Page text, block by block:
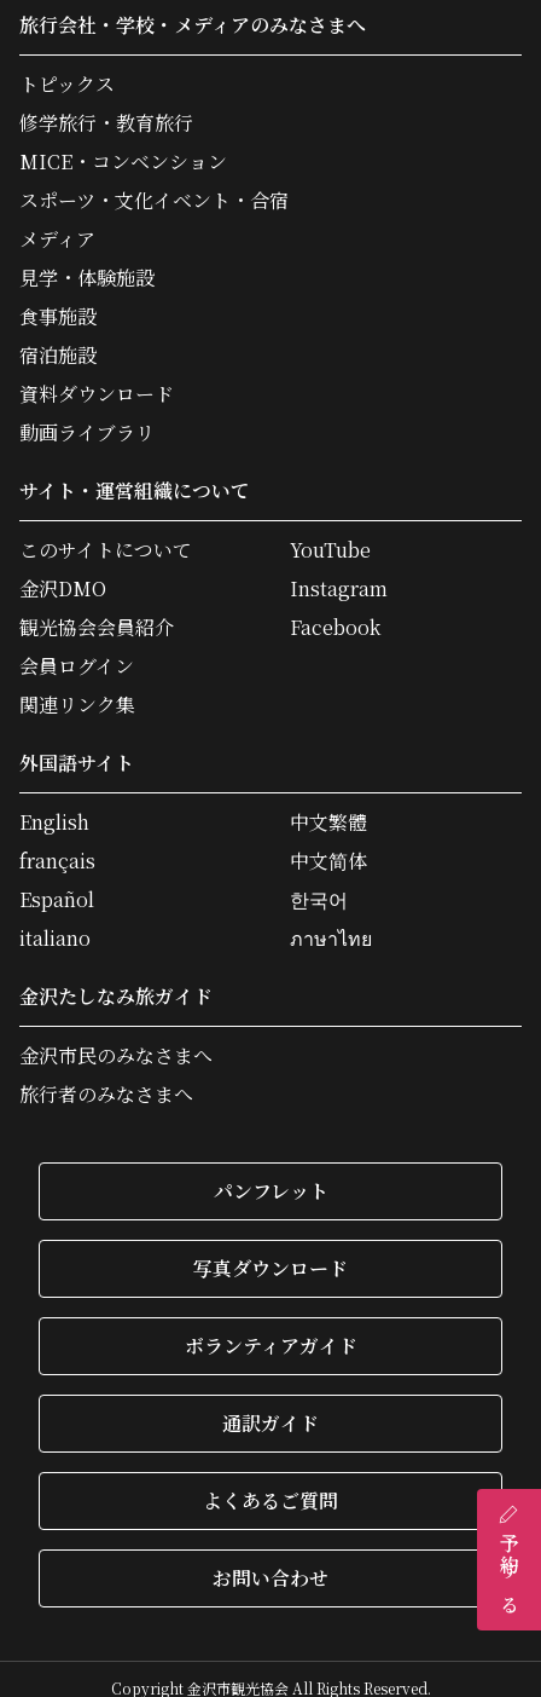
予約する
旅行会社・学校・メディアのみなさまへ
トピックス
修学旅行・教育旅行
MICE・コンベンション
スポーツ・文化イベント・合宿
メディア
見学・体験施設
食事施設
宿泊施設
資料ダウンロード
動画ライブラリ
サイト・運営組織について
このサイトについて
金沢DMO
観光協会会員紹介
会員ログイン
関連リンク集
YouTube
Instagram
Facebook
外国語サイト
English
français
Español
italiano
中文繁體
中文简体
한국어
ภาษาไทย
金沢たしなみ旅ガイド
金沢市民のみなさまへ
旅行者のみなさまへ
パンフレット
写真ダウンロード
ボランティアガイド
通訳ガイド
よくあるご質問
お問い合わせ
Copyright 金沢市観光協会 All Rights Reserved.